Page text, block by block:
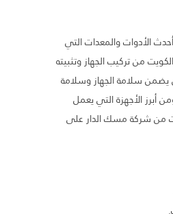
الأدوات والمعدات التي
من تركيب الجهاز وتثبيته
يضمن سلامة الجهاز وسلامة
أبرز الأجهزة التي يعمل
من شركة مسك الدار على